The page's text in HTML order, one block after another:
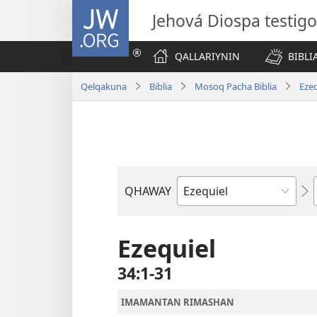
JW.ORG
Jehová Diospa
QALLARIYNIN
Qelqakuna Biblia Mosoq Pacha Biblia
QHAWAY
Libro
Biblia
Ezequiel
34:1-31
IMAMANTAN RIMASHAN